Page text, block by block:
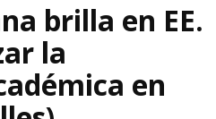
brilla en EE.
la
en